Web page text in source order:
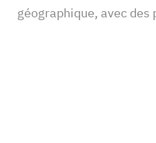
géographique, avec des